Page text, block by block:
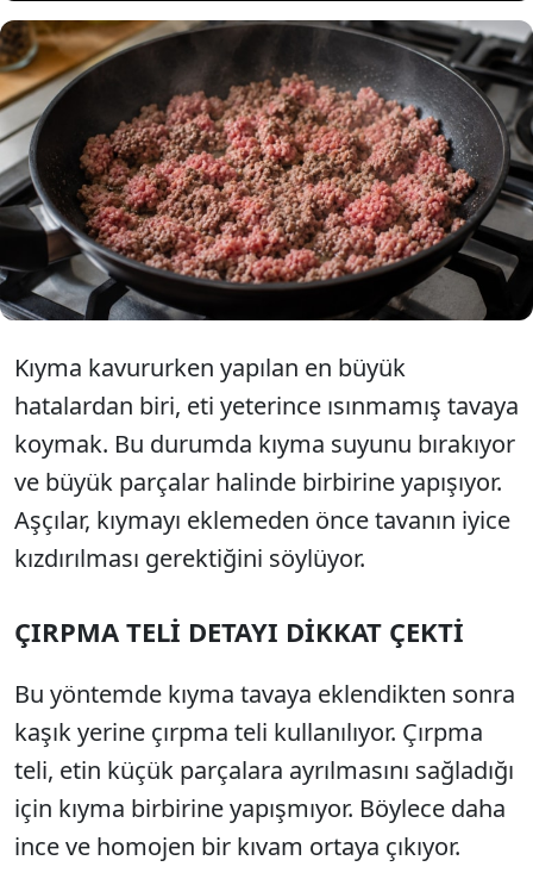
Kıyma kavururken yaşanan topaklanma
sorununun nedeni aslında tek bir hataya
dayanıyor olabilir. Aşçılar, doğru karıştırma tekniği
kullanılmadığında kıymanın kısa sürede büyük
parçalar halinde birbirine yapıştığını söylüyor.
Profesyonel mutfaklarda kullanılan basit bir
yöntem ise kıymanın tane tane pişmesini sağlıyor.
Kıyma kavururken yapılan en büyük
hatalardan biri, eti yeterince ısınmamış tavaya
koymak. Bu durumda kıyma suyunu bırakıyor
ve büyük parçalar halinde birbirine yapışıyor.
Aşçılar, kıymayı eklemeden önce tavanın iyice
kızdırılması gerektiğini söylüyor.
ÇIRPMA TELİ DETAYI DİKKAT ÇEKTİ
Bu yöntemde kıyma tavaya eklendikten sonra
kaşık yerine çırpma teli kullanılıyor. Çırpma
teli, etin küçük parçalara ayrılmasını sağladığı
için kıyma birbirine yapışmıyor. Böylece daha
ince ve homojen bir kıvam ortaya çıkıyor.